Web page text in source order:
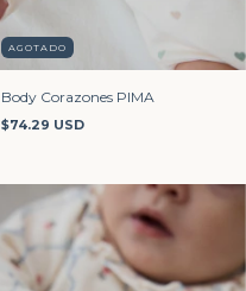
AGOTADO
Body Corazones PIMA
$74.29 USD